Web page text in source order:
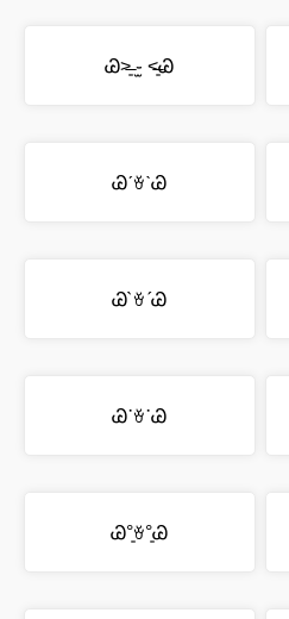
Ꮚ˃̶͈ ֊̫ ˂̶͈Ꮚ
ᏊˊꈊˋᏊ
Ꮚ`ꈊ´Ꮚ
Ꮚ˙ꈊ˙Ꮚ
Ꮚ°͈ꈊ°͈Ꮚ